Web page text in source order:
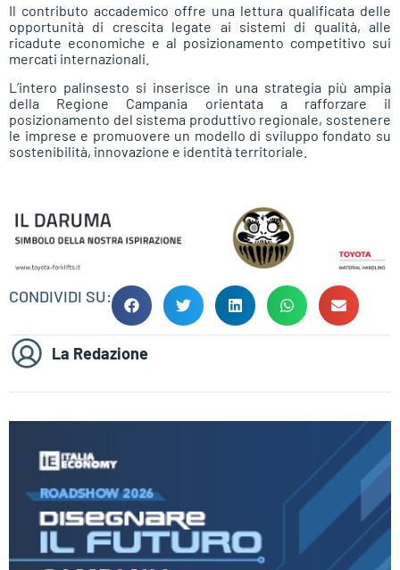
Il contributo accademico offre una lettura qualificata delle
opportunità di crescita legate ai sistemi di qualità, alle
ricadute economiche e al posizionamento competitivo sui
mercati internazionali.
L’intero palinsesto si inserisce in una strategia più ampia
della Regione Campania orientata a rafforzare il
posizionamento del sistema produttivo regionale, sostenere
le imprese e promuovere un modello di sviluppo fondato su
sostenibilità, innovazione e identità territoriale.
CONDIVIDI SU:
La Redazione